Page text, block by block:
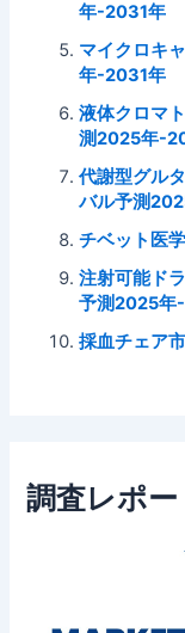
年-2031年
マイクロキ
年-2031年
液体クロマ
測2025年-
代謝型グル
バル予測
チベット医
注射可能ド
予測2025年
採血チェア
調査レポ